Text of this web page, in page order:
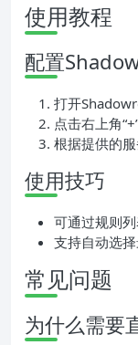
使用教程
配置
打开
点击右上角
根据提供的
使用技巧
可通过规则
支持自动选
常见问题
为什么需要